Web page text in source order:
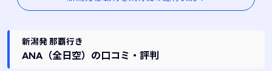
新潟発 那覇行き
ANA（全日空） の口コミ・評判